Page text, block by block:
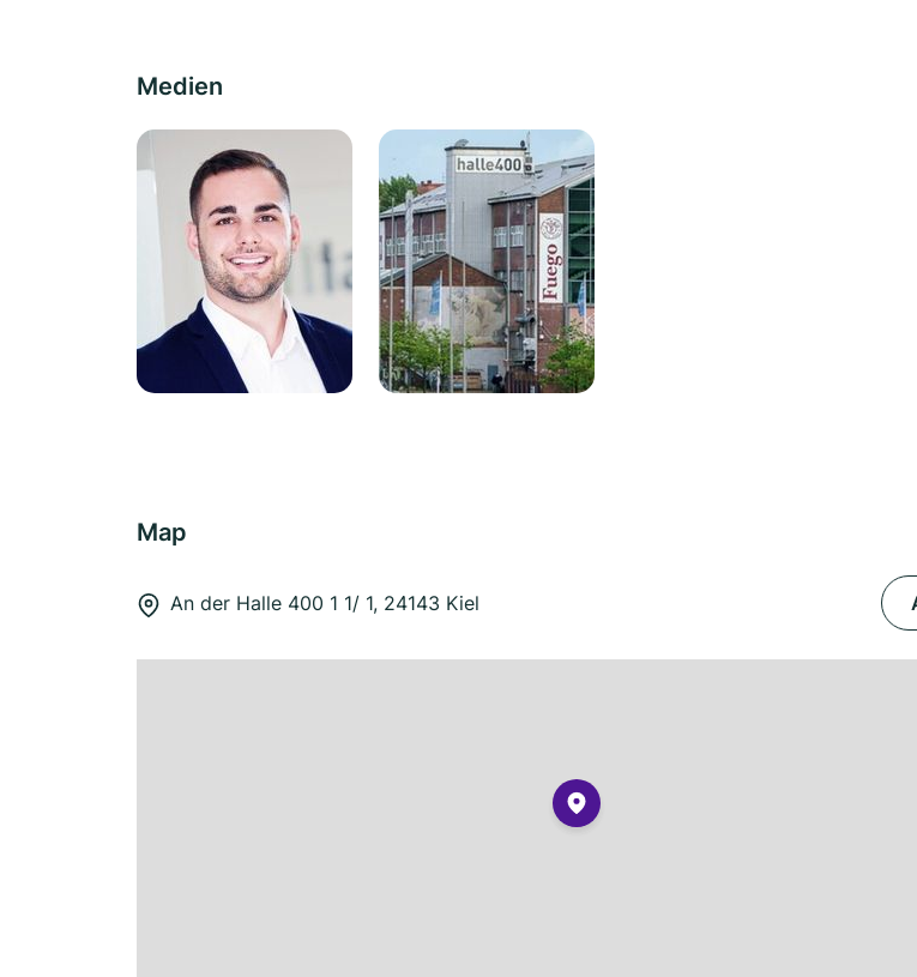
Medien
Map
An der Halle 400 1 1/ 1, 24143 Kiel